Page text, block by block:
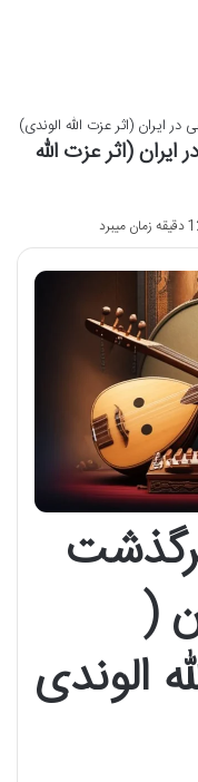
ایران (اثر عزت الله الوندی)
(اثر عزت الله
(
الوندی